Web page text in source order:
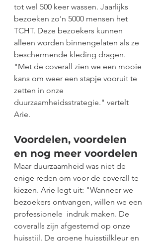
tot wel 500 keer wassen. Jaarlijks
bezoeken zo'n 5000 mensen het
TCHT. Deze bezoekers kunnen
alleen worden binnengelaten als ze
beschermende kleding dragen.
"Met de coverall zien we een mooie
kans om weer een stapje vooruit te
zetten in onze
duurzaamheidsstrategie." vertelt
Arie.
Voordelen, voordelen
en nog meer voordelen
Maar duurzaamheid was niet de
enige reden om voor de coverall te
kiezen. Arie legt uit: "Wanneer we
bezoekers ontvangen, willen we een
professionele  indruk maken. De
coveralls zijn afgestemd op onze
huisstijl. De groene huisstijlkleur en